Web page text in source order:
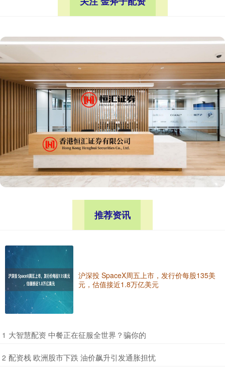
推荐资讯
沪深投 SpaceX周五上市，发行价每股135美
元，估值接近1.8万亿美元
1 ​大智慧配资 中餐正在征服全世界？骗你的
2 ​配资栈 欧洲股市下跌 油价飙升引发通胀担忧